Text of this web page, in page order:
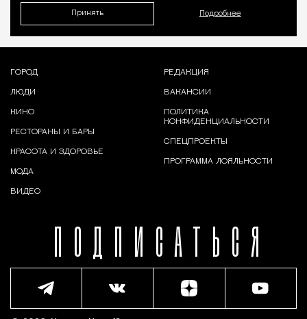
Принять Подробнее
ПОДПИСАТЬСЯ
ГОРОД
ЛЮДИ
КИНО
РЕСТОРАНЫ И БАРЫ
КРАСОТА И ЗДОРОВЬЕ
МОДА
ВИДЕО
РЕДАКЦИЯ
ВАКАНСИИ
ПОЛИТИКА
КОНФИДЕНЦИАЛЬНОСТИ
СПЕЦПРОЕКТЫ
ПРОГРАММА ЛОЯЛЬНОСТИ